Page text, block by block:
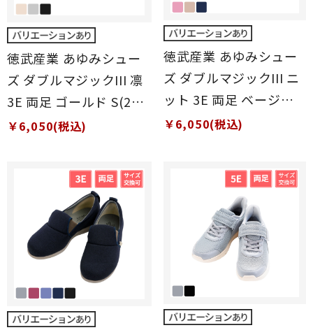
徳武産業 あゆみシュー
ズ ダブルマジックIII 凛
3E 両足 ゴールド S(21
～21.5cm)
￥6,050(税込)
徳武産業 あゆみシュー
ズ ダブルマジックIII ニ
ット 3E 両足 ベージュ
S(21～21.5cm)
￥6,050(税込)